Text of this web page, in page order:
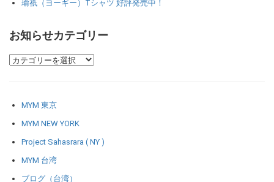
瑜祇（ヨーギー）Tシャツ 好評発売中！
お知らせカテゴリー
MYM 東京
MYM NEW YORK
Project Sahasrara ( NY )
MYM 台湾
ブログ（台湾）